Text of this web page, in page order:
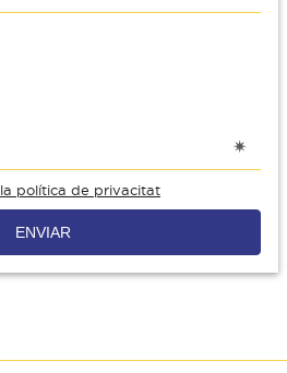
la política de privacitat
ENVIAR